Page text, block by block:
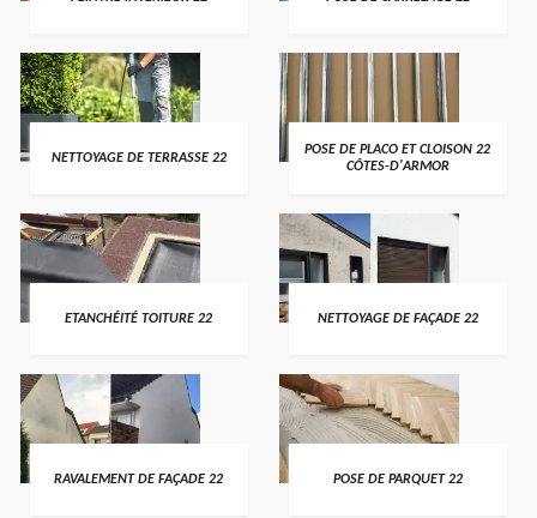
NETTOYAGE DE TERRASSE 22
POSE DE PLACO ET CLOISON 22
CÔTES-D'ARMOR
ETANCHÉITÉ TOITURE 22 NETTOYAGE DE FAÇADE 22
RAVALEMENT DE FAÇADE 22 POSE DE PARQUET 22